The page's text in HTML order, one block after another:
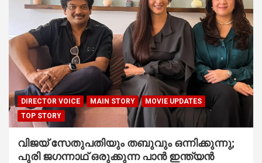
DIRECTOR VOICE MAIN STORY
MOVIE UPDATES
TOP STORY
വിജയ് സേതുപതിയും തബുവും ഒന്നിക്കുന്നു;
പുരി ജഗന്നാഥ് ഒരുക്കുന്ന പാൻ ഇന്ത്യൻ